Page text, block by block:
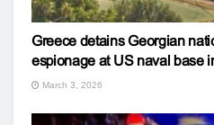
Greece detains Georgian
espionage at US naval base
March 3, 2026